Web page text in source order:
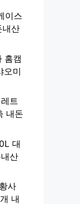
이스
내산
홈캠
오미
트
내돈
대
산
사
내